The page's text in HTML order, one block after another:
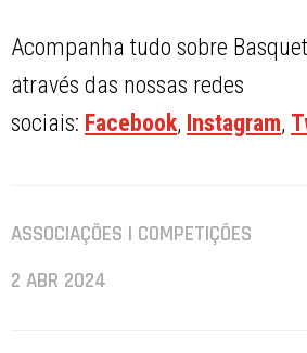
Acompanha tudo sobre
através das nossas redes
sociais: Facebook, Instagram,
ASSOCIAÇÕES | COMPETIÇÕES
2 ABR 2024